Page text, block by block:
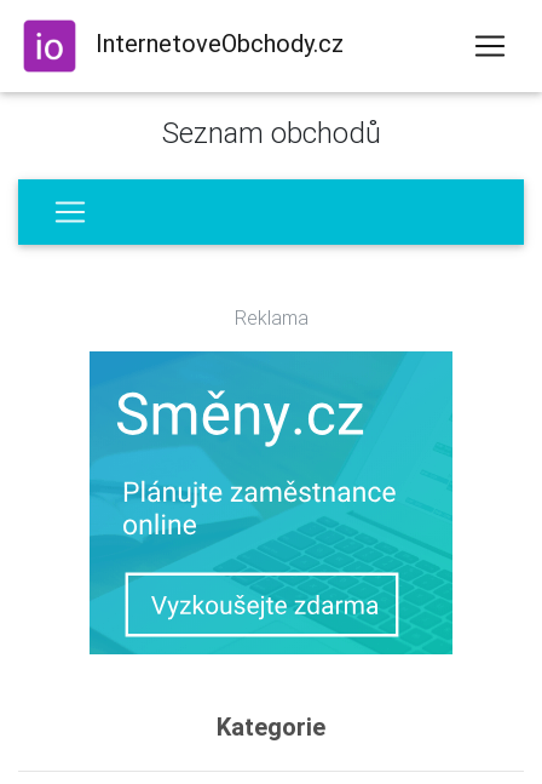
InternetoveObchody.cz
Seznam obchodů
Reklama
Kategorie